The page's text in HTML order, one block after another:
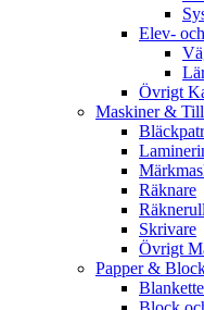
Elev-
Övrigt
Maskiner &
Räknare
Skrivare
Övrigt
Papper &